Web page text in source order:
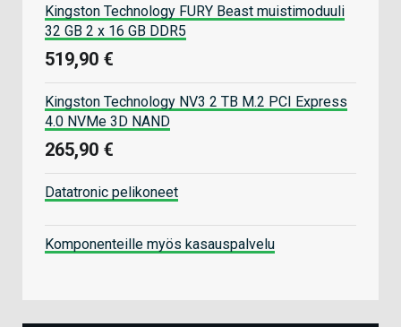
Kingston Technology FURY Beast muistimoduuli
32 GB 2 x 16 GB DDR5
519,90 €
Kingston Technology NV3 2 TB M.2 PCI Express
4.0 NVMe 3D NAND
265,90 €
Datatronic pelikoneet
Komponenteille myös kasauspalvelu